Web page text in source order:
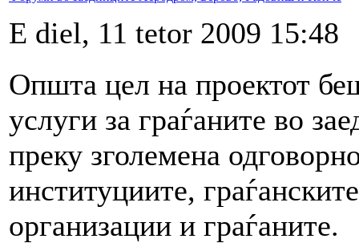
E diel, 11 tetor 2009 15:48
Општа цел на проектот
услуги за граѓаните во
преку зголемена
институциите, граѓанските
организации и граѓаните.